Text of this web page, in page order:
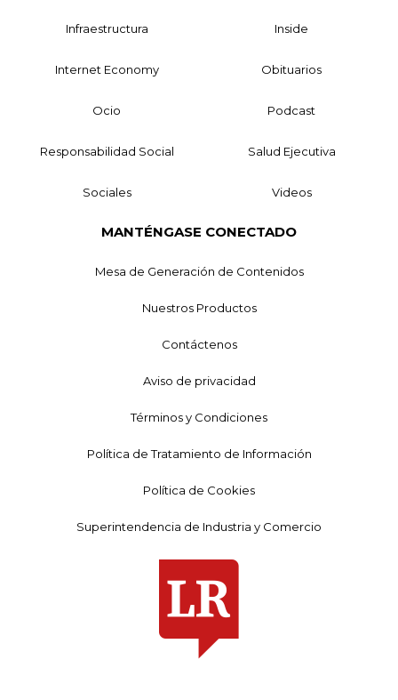
Infraestructura Inside
Internet Economy Obituarios
Ocio Podcast
Responsabilidad Social Salud Ejecutiva
Sociales Videos
MANTÉNGASE CONECTADO
Mesa de Generación de Contenidos
Nuestros Productos
Contáctenos
Aviso de privacidad
Términos y Condiciones
Política de Tratamiento de Información
Política de Cookies
Superintendencia de Industria y Comercio